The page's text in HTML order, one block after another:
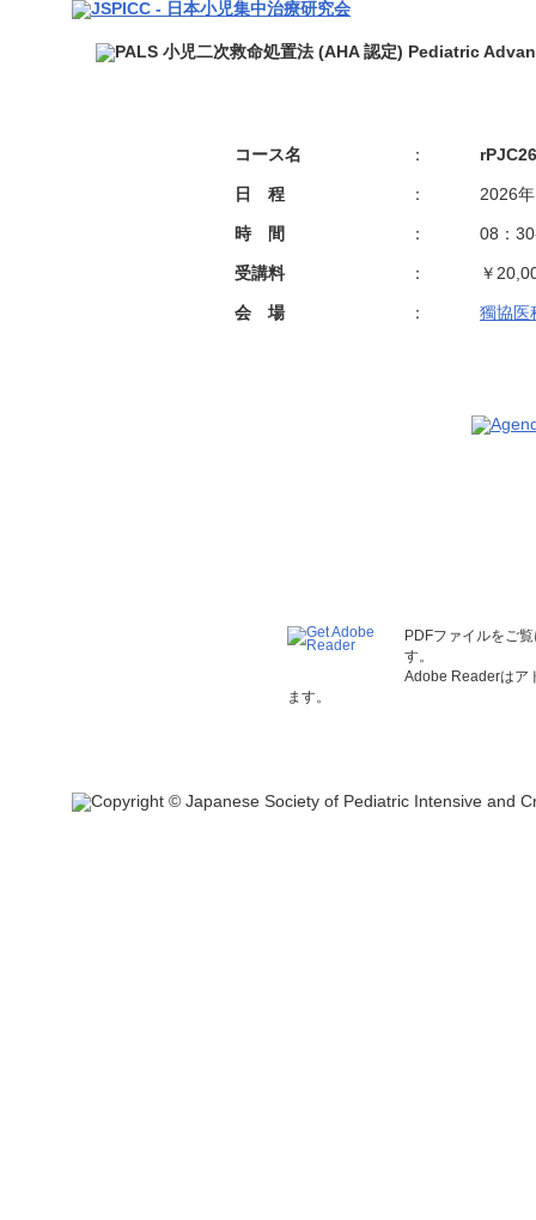
コース名 ：
日 程 ： 2026
時 間 ： 08：
受講料 ： ￥
会 場 ： 獨協医
PDFファイルをご
す。
Adobe Readerはア
ます。